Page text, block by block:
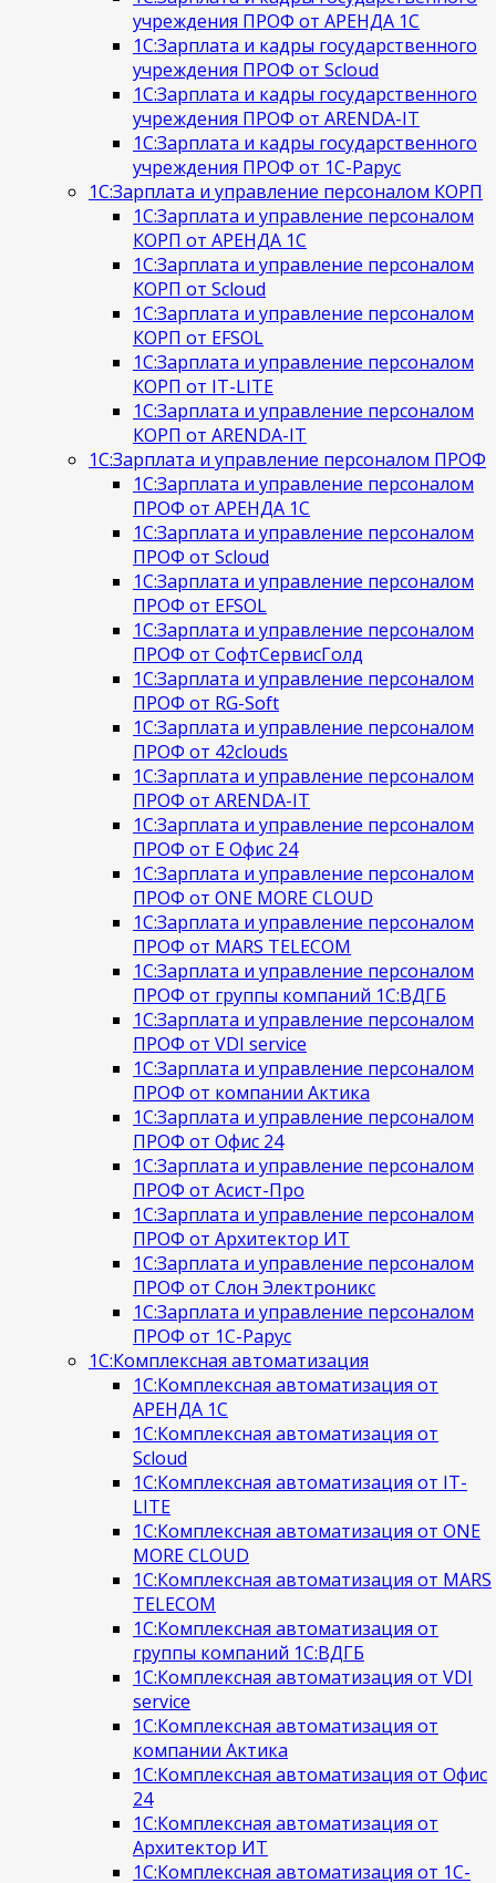
учреждения ПРОФ от АРЕНДА 1С
1С:Зарплата и кадры государственного
учреждения ПРОФ от Scloud
1С:Зарплата и кадры государственного
учреждения ПРОФ от ARENDA-IT
1С:Зарплата и кадры государственного
учреждения ПРОФ от 1С-Рарус
1С:Зарплата и управление персоналом КОРП
1С:Зарплата и управление персоналом
КОРП от АРЕНДА 1С
1С:Зарплата и управление персоналом
КОРП от Scloud
1С:Зарплата и управление персоналом
КОРП от EFSOL
1С:Зарплата и управление персоналом
КОРП от IT-LITE
1С:Зарплата и управление персоналом
КОРП от ARENDA-IT
1С:Зарплата и управление персоналом ПРОФ
1С:Зарплата и управление персоналом
ПРОФ от АРЕНДА 1С
1С:Зарплата и управление персоналом
ПРОФ от Scloud
1С:Зарплата и управление персоналом
ПРОФ от EFSOL
1С:Зарплата и управление персоналом
ПРОФ от СофтСервисГолд
1С:Зарплата и управление персоналом
ПРОФ от RG-Soft
1С:Зарплата и управление персоналом
ПРОФ от 42clouds
1С:Зарплата и управление персоналом
ПРОФ от ARENDA-IT
1С:Зарплата и управление персоналом
ПРОФ от Е Офис 24
1С:Зарплата и управление персоналом
ПРОФ от ONE MORE CLOUD
1С:Зарплата и управление персоналом
ПРОФ от MARS TELECOM
1С:Зарплата и управление персоналом
ПРОФ от группы компаний 1С:ВДГБ
1С:Зарплата и управление персоналом
ПРОФ от VDI service
1С:Зарплата и управление персоналом
ПРОФ от компании Актика
1С:Зарплата и управление персоналом
ПРОФ от Офис 24
1С:Зарплата и управление персоналом
ПРОФ от Асист-Про
1С:Зарплата и управление персоналом
ПРОФ от Архитектор ИТ
1С:Зарплата и управление персоналом
ПРОФ от Слон Электроникс
1С:Зарплата и управление персоналом
ПРОФ от 1С-Рарус
1С:Комплексная автоматизация
1С:Комплексная автоматизация от
АРЕНДА 1С
1С:Комплексная автоматизация от
Scloud
1С:Комплексная автоматизация от IT-
LITE
1С:Комплексная автоматизация от ONE
MORE CLOUD
1С:Комплексная автоматизация от MARS
TELECOM
1С:Комплексная автоматизация от
группы компаний 1С:ВДГБ
1С:Комплексная автоматизация от VDI
service
1С:Комплексная автоматизация от
компании Актика
1С:Комплексная автоматизация от Офис
24
1С:Комплексная автоматизация от
Архитектор ИТ
1С:Комплексная автоматизация от 1С-